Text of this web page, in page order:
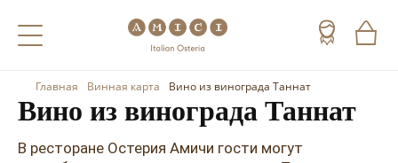
Назад
Холодные напитки
Назад
Вино
Назад
Виски
Главная Винная карта Вино из винограда Таннат
Вино из винограда Таннат
В ресторане Остерия Амичи гости могут